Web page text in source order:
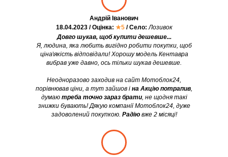
Довго шукав, щоб купити дешевше...
Я, людина, яка любить вигідно робити покупки, щоб
ціна\якість відповідали! Хорошу модель Кентавра
вибрав уже давно, ось тільки шукав дешевше.
Неодноразово заходив на сайт Мотоблок24,
порівнював ціни, а тут зайшов і на Акцію потрапив,
думаю треба точно зараз брати, не щодня такі
знижки бувають! Дякую компанії Мотоблок24, дуже
задоволений покупкою. Радіювже 2 місяці!
Андрій Іванович
18.04.2023 / Оцінка: ★5 / Село: Лозивок